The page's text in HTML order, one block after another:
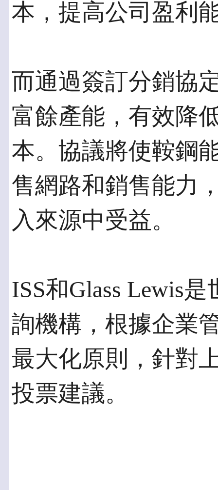
本，提高公司盈利
而通過簽訂分銷協
富餘產能，有效降
本。協議將使鞍鋼
售網路和銷售能力
入來源中受益。
ISS和Glass Lewis
詢機構，根據企業
最大化原則，針對
投票建議。